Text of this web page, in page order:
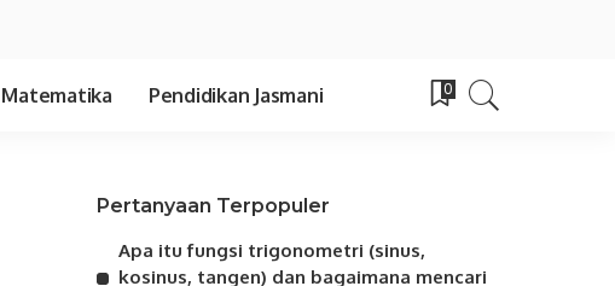
Matematika Pendidikan Jasmani 0
Pertanyaan Terpopuler
Apa itu fungsi trigonometri (sinus,
kosinus, tangen) dan bagaimana mencari